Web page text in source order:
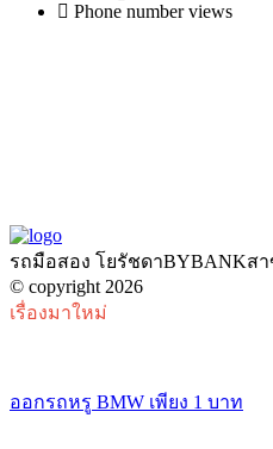
Phone number views
รถมือสอง โยรัชดาBYBANKส
© copyright 2026
เรื่องมาใหม่
ออกรถหรู BMW เพียง 1 บาท